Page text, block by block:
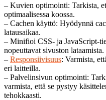
– Kuvien optimointi: Tarkista,
optimaalisessa koossa.
– Cachen käyttö: Hyödynnä
latausaikaa.
– Minifioi CSS- ja JavaScript-
nopeuttavat sivuston lataamista.
– Responsiivisuus: Varmista,
eri laitteilla.
– Palvelinsivun optimointi:
varmista, että se pystyy
tehokkaasti.